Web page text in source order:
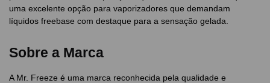
uma excelente opção para vaporizadores que demandam
líquidos freebase com destaque para a sensação gelada.
Sobre a Marca
A Mr. Freeze é uma marca reconhecida pela qualidade e